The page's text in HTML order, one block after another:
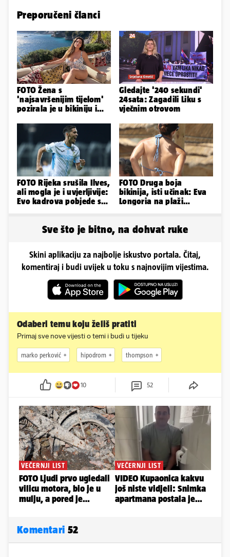
Preporučeni članci
FOTO Žena s
'najsavršenijim tijelom'
pozirala je u bikiniju i
obline...
Gledajte '240 sekundi'
24sata: Zagadili Liku s
vječnim otrovom
FOTO Rijeka srušila Ilves,
ali mogla je i uvjerljivije:
Evo kadrova pobjede s
FOTO Druga boja
bikinija, isti učinak: Eva
Longoria na plaži
Sve što je bitno, na dohvat ruke
Skini aplikaciju za najbolje iskustvo portala. Čitaj,
komentiraj i budi uvijek u toku s najnovijim vijestima.
Odaberi temu koju želiš pratiti
Primaj sve nove vijesti o temi i budi u tijeku
marko perković hipodrom thompson
10 52
Komentari 52